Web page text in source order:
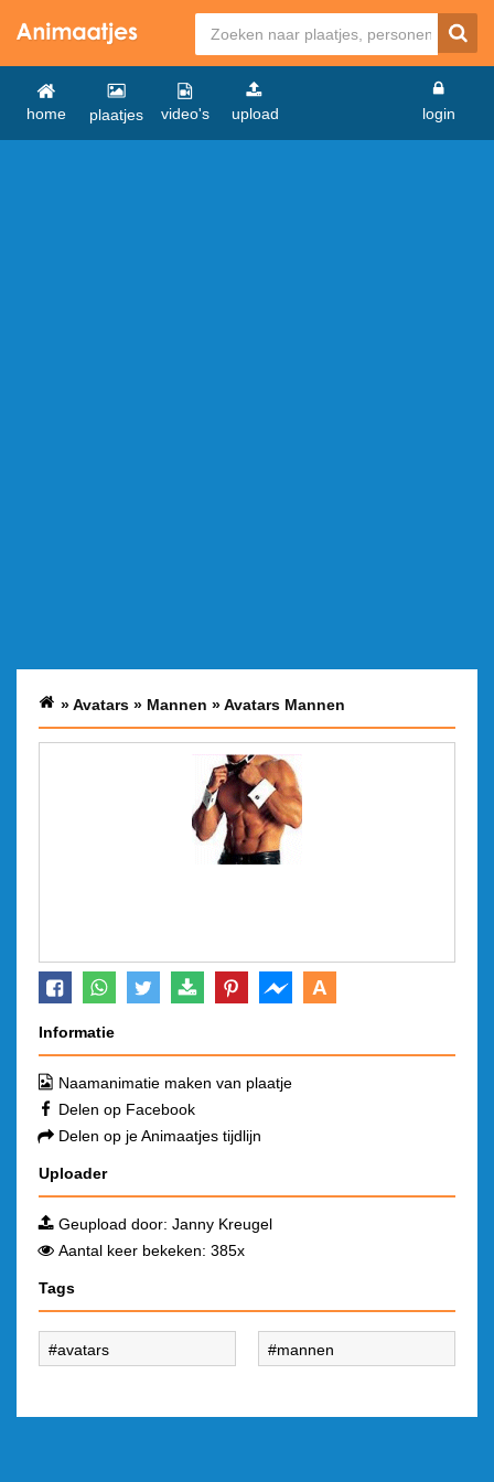
home plaatjes video's upload login
»Avatars » Mannen »Avatars Mannen
A
Informatie
Naamanimatie maken van plaatje
Delen op Facebook
Delen op je Animaatjes tijdlijn
Uploader
Geupload door: Janny Kreugel
Aantal keer bekeken: 385x
Tags
avatars mannen